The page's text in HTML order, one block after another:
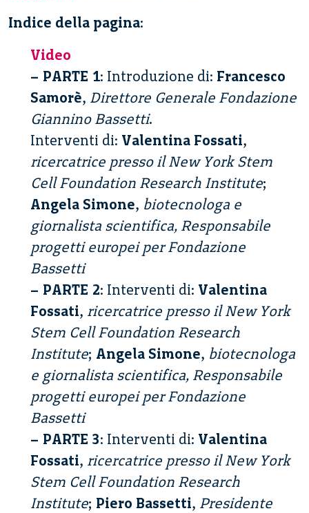
Indice della pagina:
Video
– PARTE 1: Introduzione di: Francesco
Samorè, Direttore Generale Fondazione
Giannino Bassetti.
Interventi di: Valentina Fossati,
ricercatrice presso il New York Stem
Cell Foundation Research Institute;
Angela Simone, biotecnologa e
giornalista scientifica, Responsabile
progetti europei per Fondazione
Bassetti
– PARTE 2: Interventi di: Valentina
Fossati, ricercatrice presso il New York
Stem Cell Foundation Research
Institute; Angela Simone, biotecnologa
e giornalista scientifica, Responsabile
progetti europei per Fondazione
Bassetti
– PARTE 3: Interventi di: Valentina
Fossati, ricercatrice presso il New York
Stem Cell Foundation Research
Institute; Piero Bassetti, Presidente